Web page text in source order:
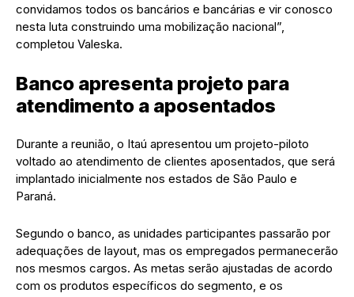
convidamos todos os bancários e bancárias e vir conosco
nesta luta construindo uma mobilização nacional”,
completou Valeska.
Banco apresenta projeto para
atendimento a aposentados
Durante a reunião, o Itaú apresentou um projeto-piloto
voltado ao atendimento de clientes aposentados, que será
implantado inicialmente nos estados de São Paulo e
Paraná.
Segundo o banco, as unidades participantes passarão por
adequações de layout, mas os empregados permanecerão
nos mesmos cargos. As metas serão ajustadas de acordo
com os produtos específicos do segmento, e os